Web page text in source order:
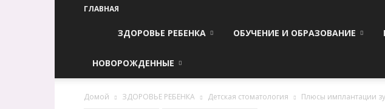
ГЛАВНАЯ
ЗДОРОВЬЕ РЕБЕНКА ОБУЧЕНИЕ И ОБРАЗОВАНИЕ
НОВОРОЖДЕННЫЕ
Домой ЗДОРОВЬЕ РЕБЕНКА Детская стоматология Плюсы имплантации